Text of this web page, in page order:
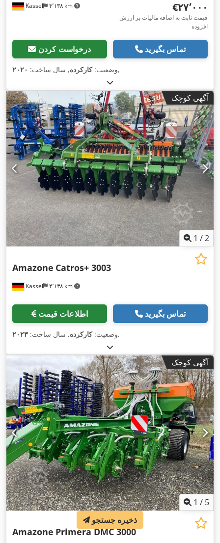
Kassel ۴٬۱۳۸ km ‎€۲۷٬۰۰۰
قیمت ثابت به اضافه مالیات بر ارزش
افزوده
درخواست کردن تماس بگیرید
وضعیت:کارکرده, سال ساخت: ۲۰۲۰ ,
آگهی کوچک
1 /2
Kassel ۴٬۱۳۸ km
Amazone Catros+ 3003
اطلاعات قیمت تماس بگیرید
وضعیت:کارکرده, سال ساخت: ۲۰۲۳ ,
آگهی کوچک
1 / 5
Amazone Primera DMC 3000
ذخیره جستجو